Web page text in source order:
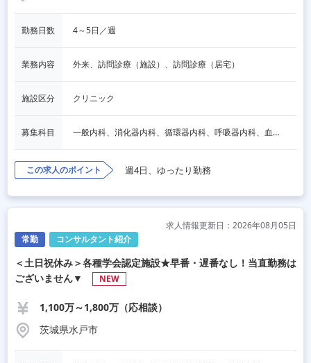
勤務日数 4～5日／週
業務内容 外来、訪問診療（施設）、訪問診療（居宅）
施設区分 クリニック
募集科目 一般内科、消化器内科、循環器内科、呼吸器内科、血液内科、脳神経内科、内分泌内科、老人内科、一般外科、消化器外科、その他
この求人のポイント 週4日、ゆったり勤務
常勤 コンサルタント紹介
求人情報更新日：2026年08月05日
＜土日祝休み＞各種学会認定施設★早番・遅番なし！当直勤務は
ございません▼
NEW
1,100万～1,800万（応相談）
茨城県水戸市